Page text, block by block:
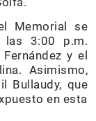
Memorial se
las 3:00 p.m.
y el
Asimismo,
Bullaudy, que
en esta